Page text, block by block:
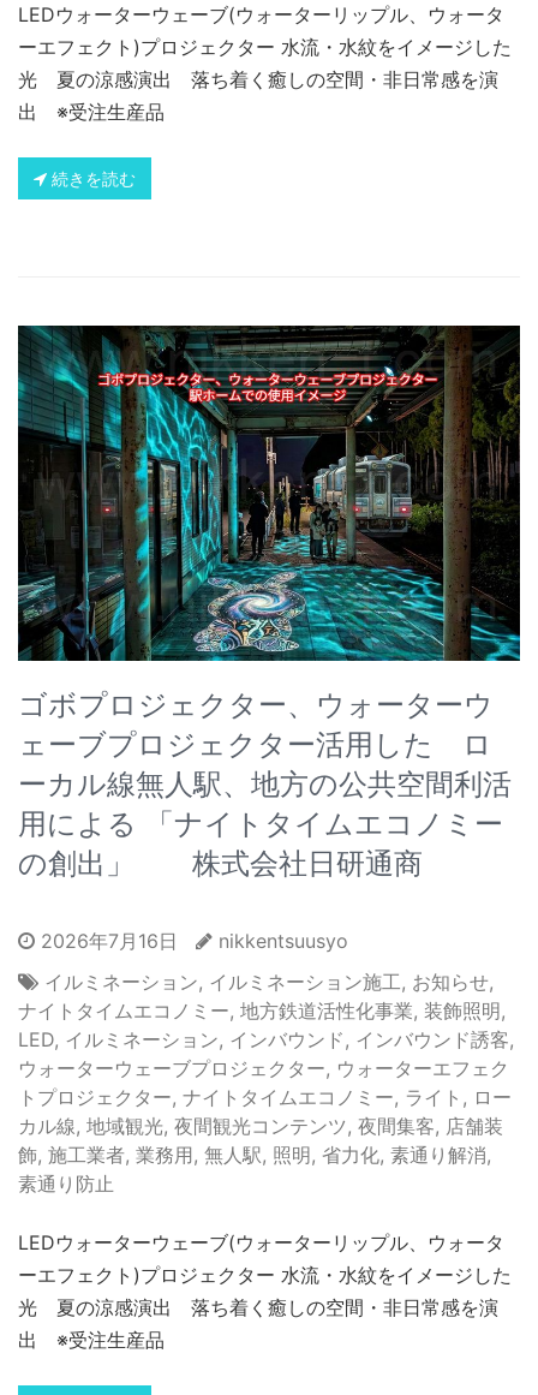
LEDウォーターウェーブ(ウォーターリップル、ウォータ
ーエフェクト)プロジェクター 水流・水紋をイメージした
光 夏の涼感演出 落ち着く癒しの空間・非日常感を演
出 ※受注生産品
続きを読む
ゴボプロジェクター、ウォーターウ
ェーブプロジェクター活用した ロ
ーカル線無人駅、地方の公共空間利活
用による 「ナイトタイムエコノミー
の創出」 株式会社日研通商
2026年7月16日
nikkentsuusyo
イルミネーション, イルミネーション施工 , お知らせ,
ナイトタイムエコノミー, 地方鉄道活性化事業, 装飾照明,
LED, イルミネーション, インバウンド , インバウンド誘客,
ウォーターウェーブプロジェクター, ウォーターエフェク
トプロジェクター, ナイトタイムエコノミー, ライト , ロー
カル線, 地域観光, 夜間観光コンテンツ , 夜間集客, 店舗装
飾, 施工業者, 業務用, 無人駅, 照明, 省力化, 素通り解消,
素通り防止
LEDウォーターウェーブ(ウォーターリップル、ウォータ
ーエフェクト)プロジェクター 水流・水紋をイメージした
光 夏の涼感演出 落ち着く癒しの空間・非日常感を演
出 ※受注生産品